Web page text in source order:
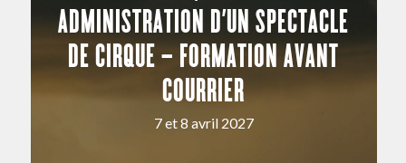
ADMINISTRATION D’UN SPECTACLE
DE CIRQUE – FORMATION AVANT
COURRIER
7 et 8 avril 2027